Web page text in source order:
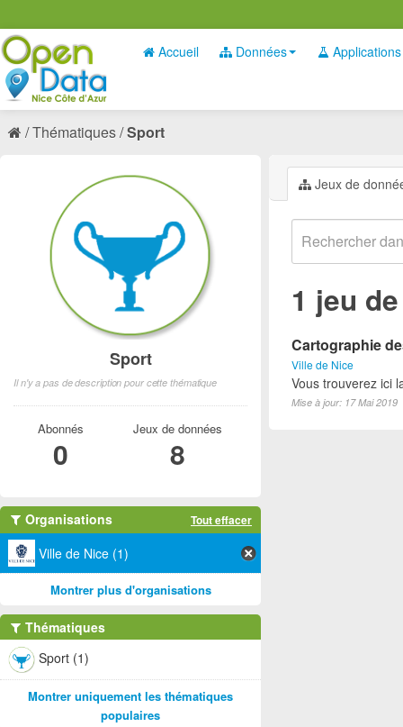
Accueil Données Applications
Thématiques Sport
Jeux de
1 jeu
Cartographie
Ville de Nice
Vous trouverez ici
Mise à jour: 17 Mai 2019
Sport
Il n'y a pas de description pour cette thématique
Abonnés
0
Jeux de données
8
Organisations Tout effacer
Ville de Nice (1)
Montrer plus d'organisations
Thématiques
Sport (1)
Montrer uniquement les thématiques
populaires